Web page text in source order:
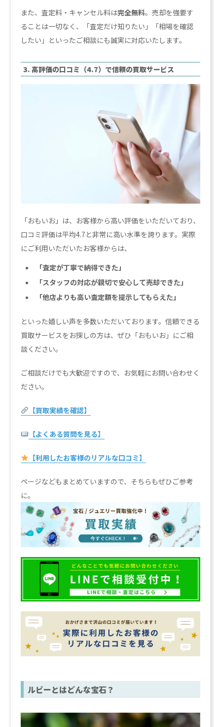
また、査定料・キャンセル料は完全無料。売却を強要す
ることは一切なく、「査定だけ知りたい」「相場を確認
したい」といったご相談にも誠実に対応いたします。
3. 高評価の口コミ（4.7）で信頼の買取サービス
「おもいお」は、お客様から高い評価をいただいており、
口コミ評価は平均4.7と非常に高い水準を誇ります。実際
にご利用いただいたお客様からは、
「査定が丁寧で納得できた」
「スタッフの対応が親切で安心して売却できた」
「他店よりも高い査定額を提示してもらえた」
といった嬉しい声を多数いただいております。信頼できる
買取サービスをお探しの方は、ぜひ「おもいお」にご相
談ください。
ご相談だけでも大歓迎ですので、お気軽にお問い合わせく
ださい。
【買取実績を確認】
【よくある質問を見る】
【利用したお客様のリアルな口コミ】
ページなどもまとめていますので、そちらもぜひご参考
に。
ルビーとはどんな宝石？